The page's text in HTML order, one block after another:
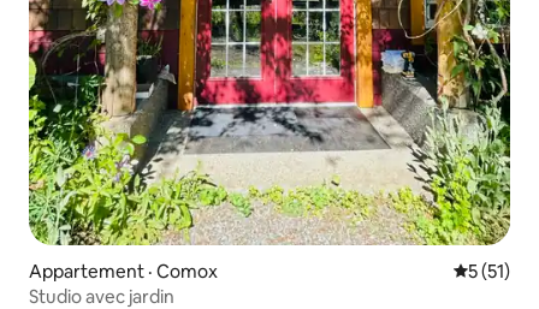
Appartement · Comox Note
5 (51)
Studio avec jardin